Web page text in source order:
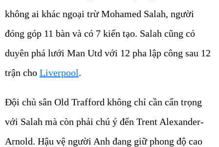
không ai khác ngoại trừ Mohamed Salah, người
đóng góp 11 bàn và có 7 kiến tạo. Salah cũng có
duyên phá lưới Man Utd với 12 pha lập công sau 12
trận cho Liverpool.
Đội chủ sân Old Trafford không chỉ cần cẩn trọng
với Salah mà còn phải chú ý đến Trent Alexander-
Arnold. Hậu vệ người Anh đang giữ phong độ cao